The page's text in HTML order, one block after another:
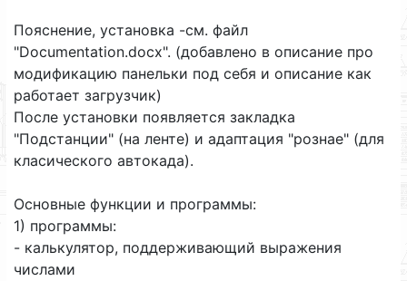
Пояснение, установка -см. файл
"Documentation.docx". (добавлено в описание про
модификацию панельки под себя и описание как
работает загрузчик)
После установки появляется закладка
"Подстанции" (на ленте) и адаптация "рознае" (для
класического автокада).
Основные функции и программы:
1) программы:
- калькулятор, поддерживающий выражения
числами